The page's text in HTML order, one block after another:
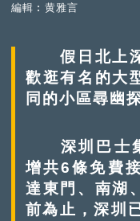
編輯︰黄雅言
假日北上深
歡逛有名的大
同的小區尋幽
深圳巴士集
增共6條免費
達東門、南湖
前為止，深圳